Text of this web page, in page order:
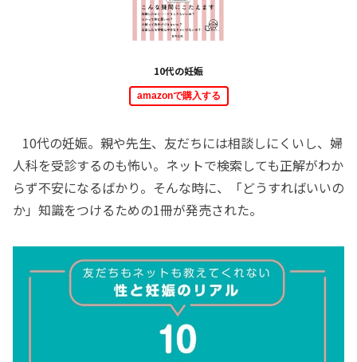
10代の妊娠
amazonで購入する
10代の妊娠。親や先生、友だちには相談しにくいし、婦
人科を受診するのも怖い。ネットで検索しても正解がわか
らず不安になるばかり。そんな時に、「どうすればいいの
か」知識をつけるための1冊が発売された。